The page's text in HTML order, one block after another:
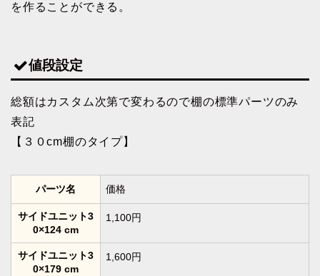
を作ることができる。
値段設定
総額はカスタム次第で変わるので棚の標準パーツのみ
表記
【３０cm棚のタイプ】
パーツ名 価格
サイドユニット3
0×124 cm
1,100円
サイドユニット3
0×179 cm
1,600円